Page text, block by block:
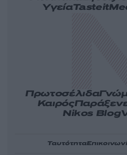
ΥγείαTasteit
Πρωτοσέλιδα
Καιρός
Nikos Blog
Ταυτότητα